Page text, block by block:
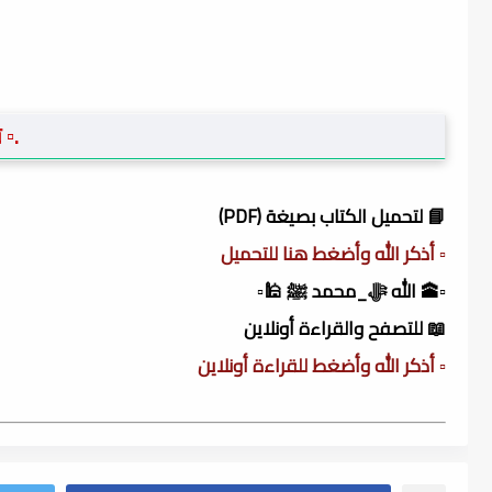
📘 لتحميل الكتاب بصيغة (PDF)
▫️ أذكر الله وأضغط هنا للتحميل
▫️🕋 الله ﷻ_محمد ﷺ 🕌▫️
📖 للتصفح والقراءة أونلاين
▫️ أذكر الله وأضغط للقراءة أونلاين